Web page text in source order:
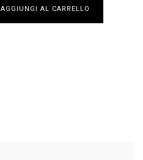
AGGIUNGI AL CARRELLO